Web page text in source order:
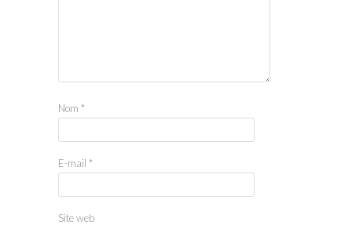
Nom *
E-mail *
Site web